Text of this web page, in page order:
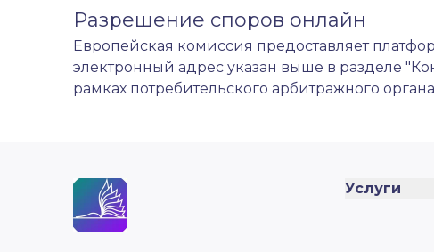
Разрешение споров онлайн
Европейская комиссия предоставляет
электронный адрес указан выше в разделе
рамках потребительского арбитражного
Услуги